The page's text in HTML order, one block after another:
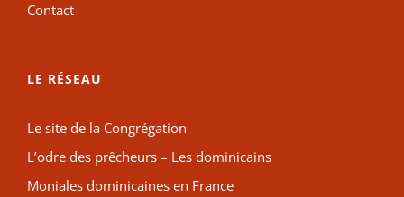
Contact
LE RÉSEAU
Le site de la Congrégation
L’odre des prêcheurs – Les dominicains
Moniales dominicaines en France